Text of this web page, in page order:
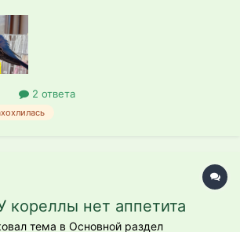
но прежней активности нет. У клюва
у неё приподнятый. С аппетитом и
2 ответа
кореллы нет аппетита
тема в Основной раздел